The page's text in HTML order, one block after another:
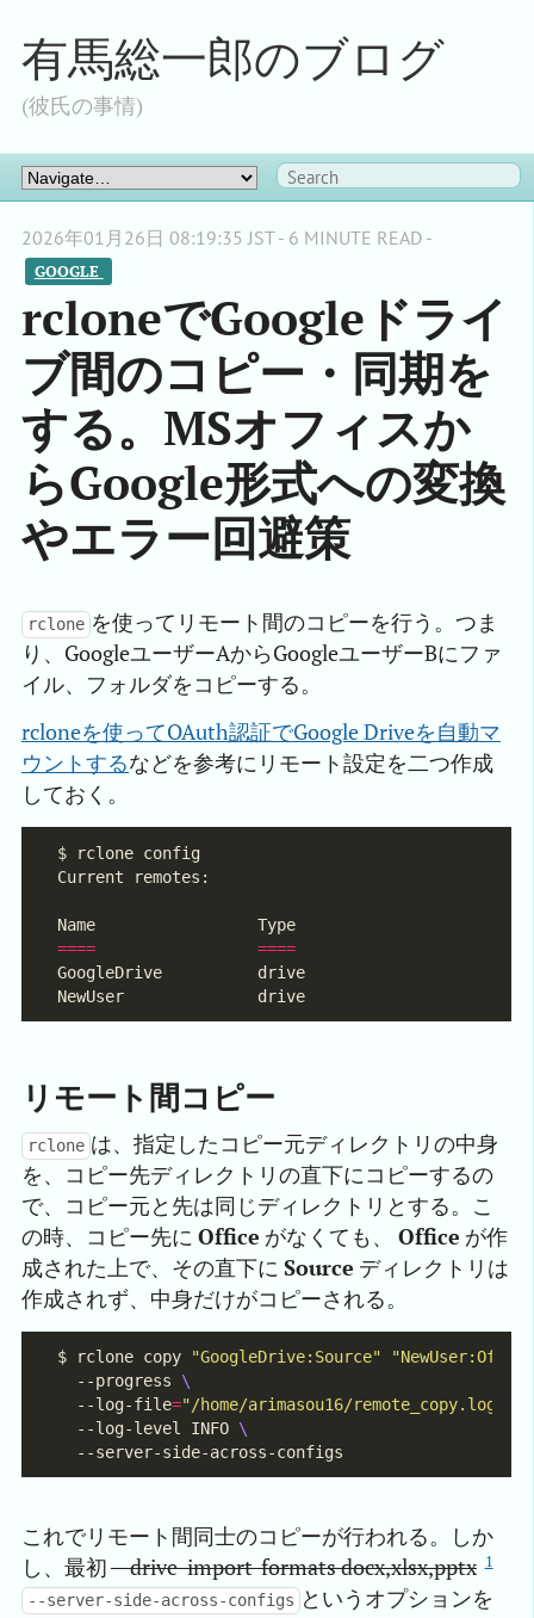
有馬総一郎のブログ
(彼氏の事情)
2026年01月26日 08:19:35 JST - 6 MINUTE READ -
GOOGLE
rcloneでGoogleドライ
ブ間のコピー・同期を
する。MSオフィスか
らGoogle形式への変換
やエラー回避策
rclone を使ってリモート間のコピーを行う。つま
り、GoogleユーザーAからGoogleユーザーBにファ
イル、フォルダをコピーする。
rcloneを使ってOAuth認証でGoogle Driveを自動マ
ウントするなどを参考にリモート設定を二つ作成
しておく。
====
====
リモート間コピー
rclone は、指定したコピー元ディレクトリの中身
を、コピー先ディレクトリの直下にコピーするの
で、コピー元と先は同じディレクトリとする。こ
の時、コピー先に Office がなくても、 Office が作
成された上で、その直下に Source ディレクトリは
作成されず、中身だけがコピーされる。
$ rclone copy "GoogleDrive:Source"
  --progress
  --log-file
="/home/arimasou16/remote_copy.log"
  --log-level INFO
これでリモート間同士のコピーが行われる。しか
し、最初—drive-import-formats docx,xlsx,pptx 1
--server-side-across-configs というオプションを